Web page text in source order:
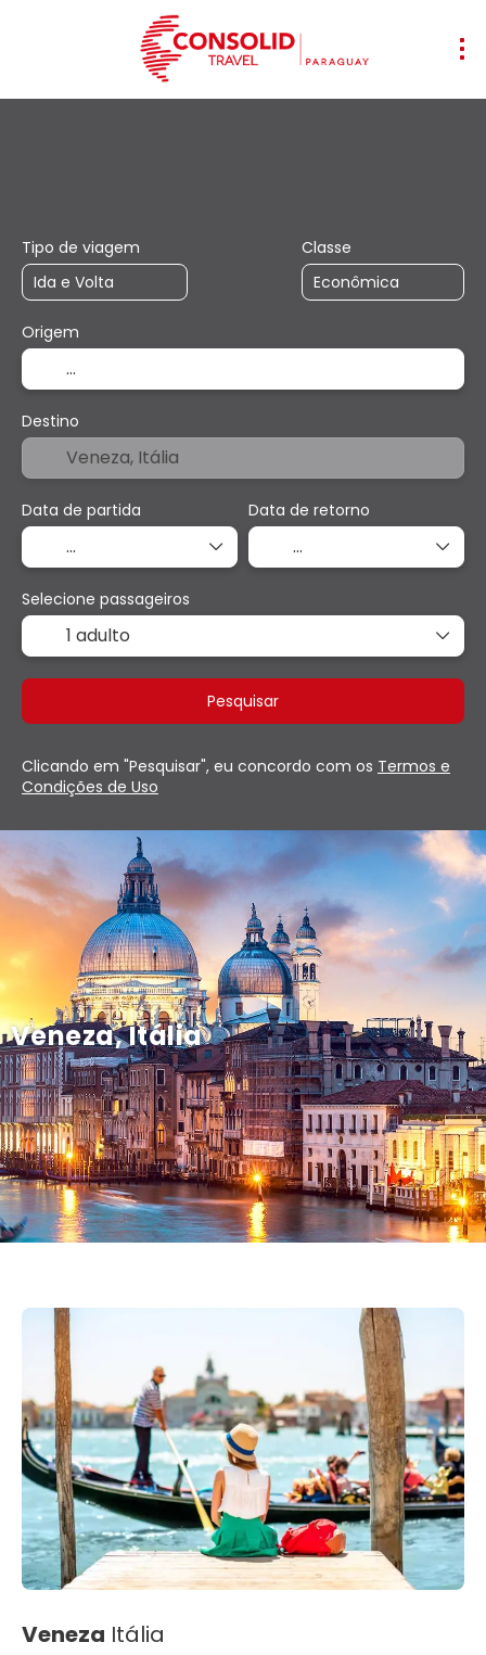
Veneza, Itália
Tipo de viagem Classe
Origem
Destino
Data de partida Data de retorno
Selecione passageiros
1 adulto
Pesquisar
Clicando em "Pesquisar", eu concordo com os Termos e
Condições de Uso
Veneza Itália